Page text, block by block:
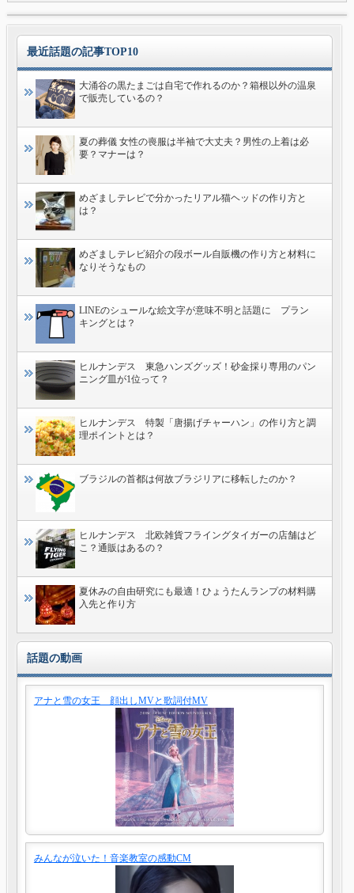
最近話題の記事TOP10
大涌谷の黒たまごは自宅で作れるのか？箱根以外の温泉
で販売しているの？
夏の葬儀 女性の喪服は半袖で大丈夫？男性の上着は必
要？マナーは？
めざましテレビで分かったリアル猫ヘッドの作り方と
は？
めざましテレビ紹介の段ボール自販機の作り方と材料に
なりそうなもの
LINEのシュールな絵文字が意味不明と話題に プラン
キングとは？
ヒルナンデス 東急ハンズグッズ！砂金採り専用のパン
ニング皿が1位って？
ヒルナンデス 特製「唐揚げチャーハン」の作り方と調
理ポイントとは？
ブラジルの首都は何故ブラジリアに移転したのか？
ヒルナンデス 北欧雑貨フライングタイガーの店舗はど
こ？通販はあるの？
夏休みの自由研究にも最適！ひょうたんランプの材料購
入先と作り方
話題の動画
アナと雪の女王 顔出しMVと歌詞付MV
みんなが泣いた！音楽教室の感動CM